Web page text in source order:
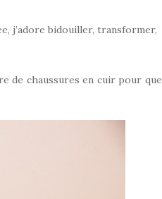
j’adore bidouiller, transformer,
de chaussures en cuir pour que